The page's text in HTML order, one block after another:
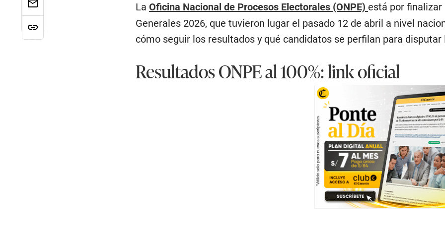
LaOficina Nacional de Procesos Electorales (ONPE) está por
Generales 2026, que tuvieron lugar el pasado 12 de abril a nivel
cómo seguir los resultados y qué candidatos se perfilan para
Resultados ONPE al 100%: link oficial